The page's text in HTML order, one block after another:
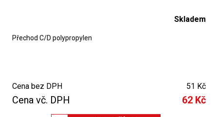
Skladem
Přechod C/D polypropylen
Cena bez DPH 51 Kč
Cena vč. DPH 62 Kč